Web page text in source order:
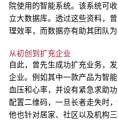
院使用的智能系统。该系统可
立大数据库。透过这些资料，
理效率，而数据亦有助其团队
从初创到扩充企业
自此，曾先生成功扩充业务，
企业。例如其中一款产品为智
血压和心率，并设有紧急求助
配置二维码，一旦长者走失时
他也针对居家、社区以及机构